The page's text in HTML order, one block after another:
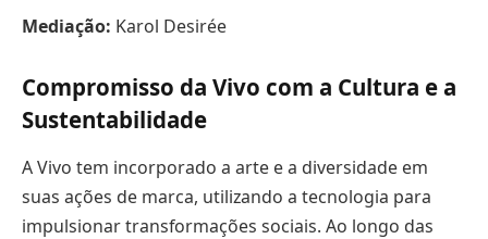
Mediação: Karol Desirée
Compromisso da Vivo com a Cultura e a
Sustentabilidade
A Vivo tem incorporado a arte e a diversidade em
suas ações de marca, utilizando a tecnologia para
impulsionar transformações sociais. Ao longo das